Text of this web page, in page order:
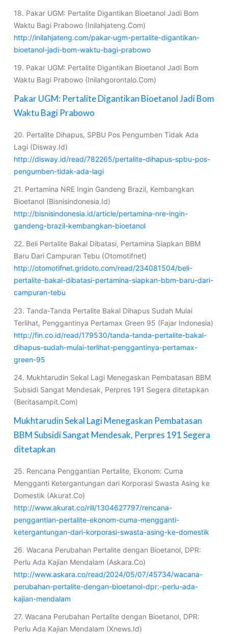
18. Pakar UGM: Pertalite Digantikan Bioetanol Jadi Bom
Waktu Bagi Prabowo (Inilahjateng.Com)
http://inilahjateng.com/pakar-ugm-pertalite-digantikan-
bioetanol-jadi-bom-waktu-bagi-prabowo
19. Pakar UGM: Pertalite Digantikan Bioetanol Jadi Bom
Waktu Bagi Prabowo (Inilahgorontalo.Com)
Pakar UGM: Pertalite Digantikan Bioetanol Jadi Bom
Waktu Bagi Prabowo
20. Pertalite Dihapus, SPBU Pos Pengumben Tidak Ada
Lagi (Disway.Id)
http://disway.id/read/782265/pertalite-dihapus-spbu-pos-
pengumben-tidak-ada-lagi
21. Pertamina NRE Ingin Gandeng Brazil, Kembangkan
Bioetanol (Bisnisindonesia.Id)
http://bisnisindonesia.id/article/pertamina-nre-ingin-
gandeng-brazil-kembangkan-bioetanol
22. Beli Pertalite Bakal Dibatasi, Pertamina Siapkan BBM
Baru Dari Campuran Tebu (Otomotifnet)
http://otomotifnet.gridoto.com/read/234081504/beli-
pertalite-bakal-dibatasi-pertamina-siapkan-bbm-baru-dari-
campuran-tebu
23. Tanda-Tanda Pertalite Bakal Dihapus Sudah Mulai
Terlihat, Penggantinya Pertamax Green 95 (Fajar Indonesia)
http://fin.co.id/read/179530/tanda-tanda-pertalite-bakal-
dihapus-sudah-mulai-terlihat-penggantinya-pertamax-
green-95
24. Mukhtarudin Sekal Lagi Menegaskan Pembatasan BBM
Subsidi Sangat Mendesak, Perpres 191 Segera ditetapkan
(Beritasampit.Com)
Mukhtarudin Sekal Lagi Menegaskan Pembatasan
BBM Subsidi Sangat Mendesak, Perpres 191 Segera
ditetapkan
25. Rencana Penggantian Pertalite, Ekonom: Cuma
Mengganti Ketergantungan dari Korporasi Swasta Asing ke
Domestik (Akurat.Co)
http://www.akurat.co/rill/1304627797/rencana-
penggantian-pertalite-ekonom-cuma-mengganti-
ketergantungan-dari-korporasi-swasta-asing-ke-domestik
26. Wacana Perubahan Pertalite dengan Bioetanol, DPR:
Perlu Ada Kajian Mendalam (Askara.Co)
http://www.askara.co/read/2024/05/07/45734/wacana-
perubahan-pertalite-dengan-bioetanol-dpr:-perlu-ada-
kajian-mendalam
27. Wacana Perubahan Pertalite dengan Bioetanol, DPR:
Perlu Ada Kajian Mendalam (Xnews.Id)